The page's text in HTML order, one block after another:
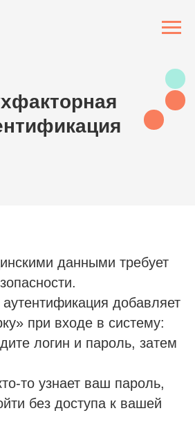
данными требует
добавляет
при входе в систему:
логин и пароль, затем
то узнает ваш пароль,
без доступа к вашей